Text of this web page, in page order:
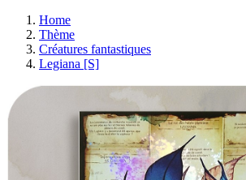
Home
Thème
Créatures fantastiques
Legiana [S]